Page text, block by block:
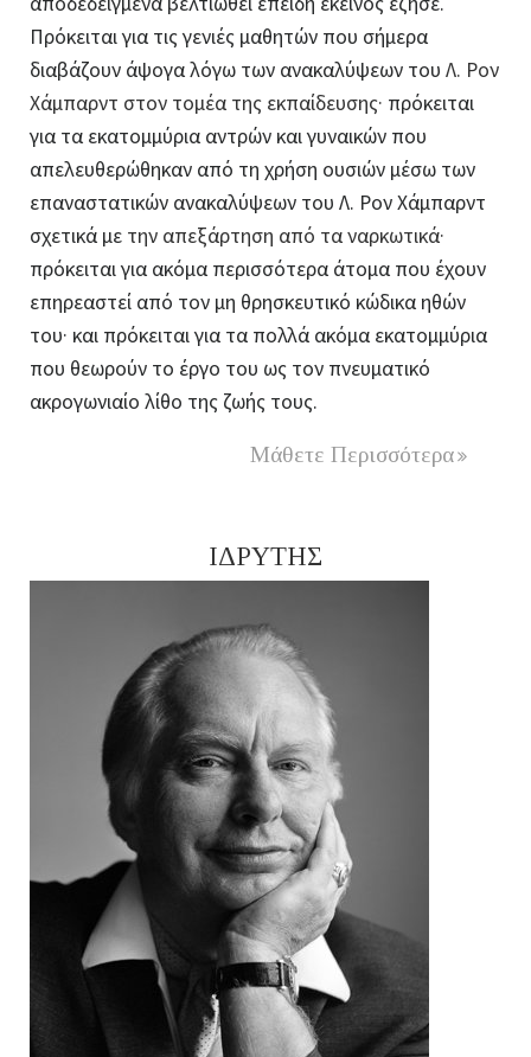
Πρόκειται για τις γενιές μαθητών που σήμερα
διαβάζουν άψογα λόγω των ανακαλύψεων του Λ. Ρον
Χάμπαρντ στον τομέα της εκπαίδευσης· πρόκειται
για τα εκατομμύρια αντρών και γυναικών που
απελευθερώθηκαν από τη χρήση ουσιών μέσω των
επαναστατικών ανακαλύψεων του Λ. Ρον Χάμπαρντ
σχετικά με την απεξάρτηση από τα ναρκωτικά·
πρόκειται για ακόμα περισσότερα άτομα που έχουν
επηρεαστεί από τον μη θρησκευτικό κώδικα ηθών
του· και πρόκειται για τα πολλά ακόμα εκατομμύρια
που θεωρούν το έργο του ως τον πνευματικό
ακρογωνιαίο λίθο της ζωής τους.
Μάθετε Περισσότερα
ΙΔΡΥΤΗΣ